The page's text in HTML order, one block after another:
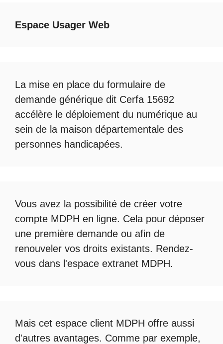
Espace Usager Web
La mise en place du formulaire de
demande générique dit Cerfa 15692
accélère le déploiement du numérique au
sein de la maison départementale des
personnes handicapées.
Vous avez la possibilité de créer votre
compte MDPH en ligne. Cela pour déposer
une première demande ou afin de
renouveler vos droits existants. Rendez-
vous dans l'espace extranet MDPH.
Mais cet espace client MDPH offre aussi
d'autres avantages. Comme par exemple,